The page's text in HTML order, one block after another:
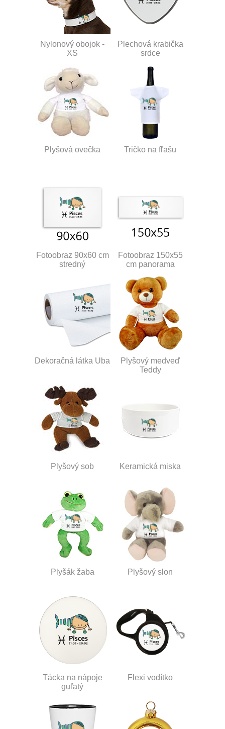
Nylonový obojok -
XS
Plechová krabička
srdce
Plyšová ovečka Tričko na fľašu
Fotoobraz 90x60 cm
stredný
Fotoobraz 150x55
cm panorama
Dekoračná látka Uba
Plyšový medveď
Teddy
Plyšový sob Keramická miska
Plyšák žaba Plyšový slon
Tácka na nápoje
guľatý
Flexi vodítko